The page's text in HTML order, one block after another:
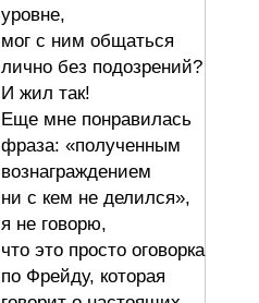
уровне,
мог с ним общаться
лично без подозрений?
И жил так!
Еще мне понравилась
фраза: «полученным
вознаграждением
ни с кем не делился»,
я не говорю,
что это просто оговорка
по Фрейду, которая